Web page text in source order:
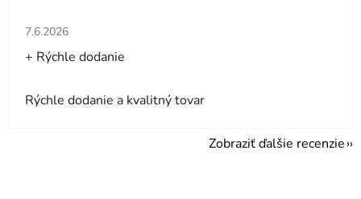
Hodnotenie obchodu je 5 z 5 hviezdičiek.
7.6.2026
+ Rýchle dodanie
Rýchle dodanie a kvalitný tovar
Zobraziť ďalšie recenzie